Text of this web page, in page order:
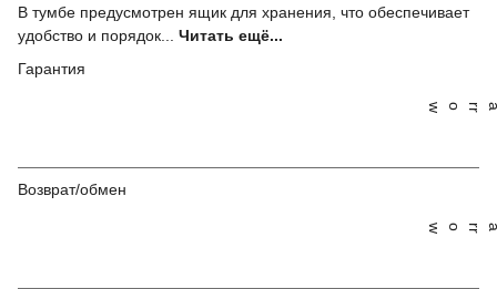
В тумбе предусмотрен ящик для хранения, что обеспечивает
удобство и порядок... Читать ещё...
Гарантия
Возврат/обмен